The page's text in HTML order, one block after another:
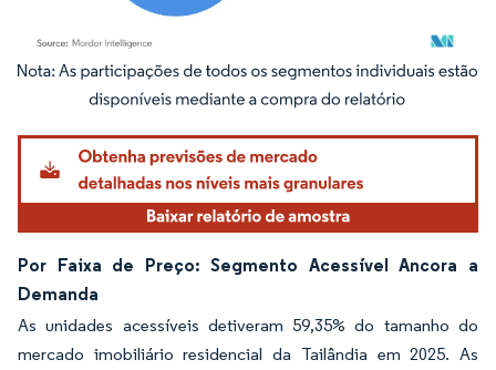
Imagem © Mordor Intelligence. O reuso requer atribuição conforme CC BY 4.0.
Por Faixa de Preço: Segmento Acessível Ancora a
Demanda
As unidades acessíveis detiveram 59,35% do tamanho do
mercado imobiliário residencial da Tailândia em 2025. As